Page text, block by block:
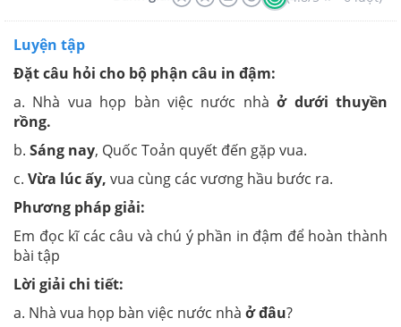
Luyện tập
Đặt câu hỏi cho bộ phận câu in đậm:
a. Nhà vua họp bàn việc nước nhàở dưới thuyền
rồng.
b. Sáng nay, Quốc Toản quyết đến gặp vua.
c. Vừa lúc ấy, vua cùng các vương hầu bước ra.
Phương pháp giải:
Em đọc kĩ các câu và chú ý phần in đậm để hoàn thành
bài tập
Lời giải chi tiết:
a. Nhà vua họp bàn việc nước nhà ở đâu?